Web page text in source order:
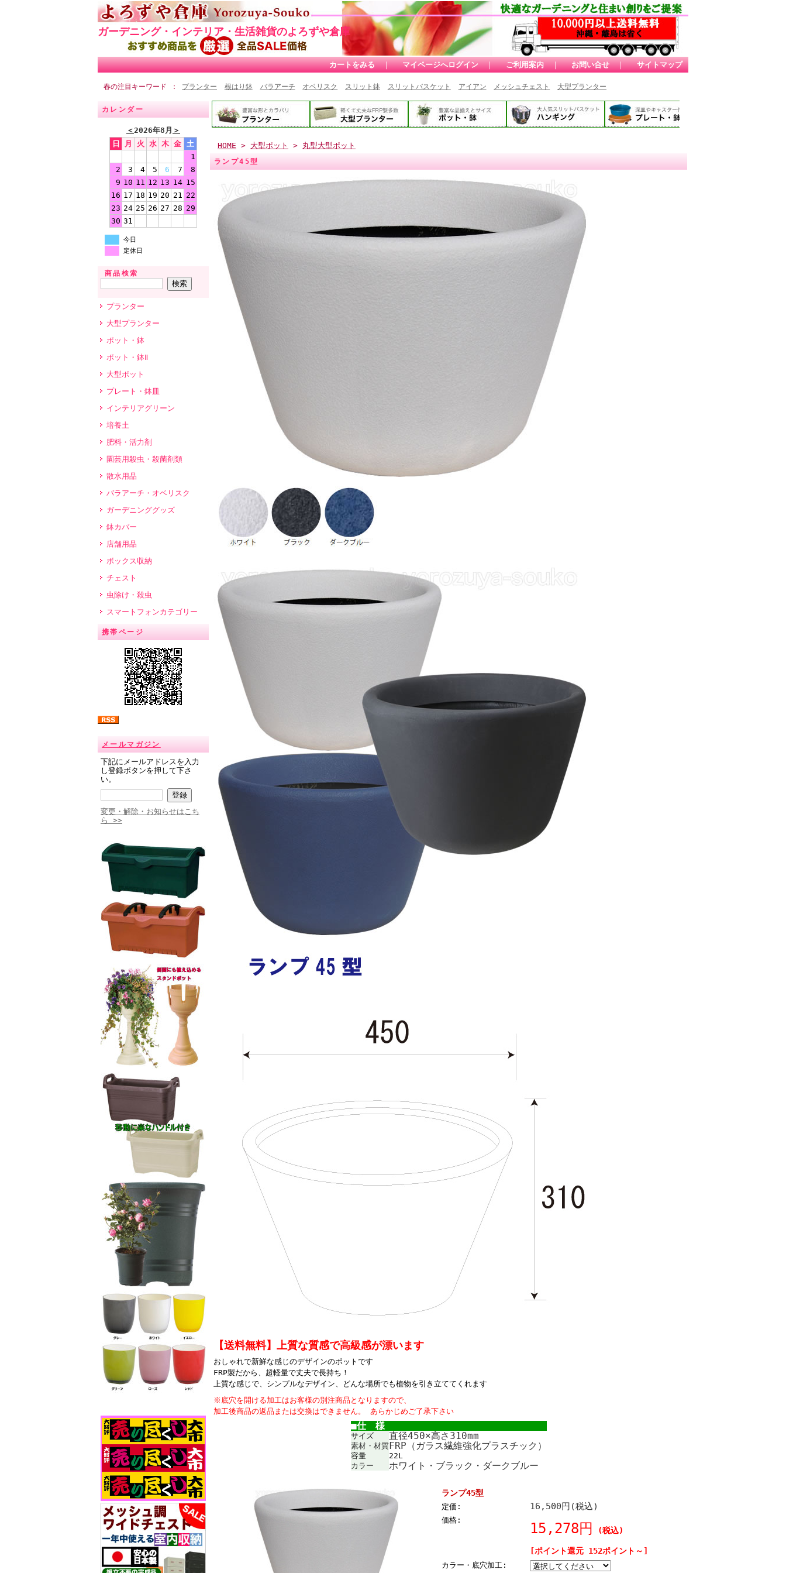
ガーデニング・インテリア・生活雑貨のよろずや倉庫
カートをみる ｜ マイページへログイン ｜ ご利用案内 ｜ お問い合せ ｜ サイトマップ
春の注目キーワード プランター 根はり鉢 バラアーチ オベリスク スリット鉢 スリットバスケット アイアン メッシュチェスト 大型プランター
カレンダー
＜2026年8月 ＞
日
月 火 水 木 金 土
1
2
3 4 5 6 7
8
9 10 11 12 13 14 15
16 17 18 19 20 21 22
23 24 25 26 27 28 29
30 31
今日
定休日
商品検索
プランター
大型プランター
ポット・鉢
ポット・鉢Ⅱ
大型ポット
プレート・鉢皿
インテリアグリーン
培養土
肥料・活力剤
園芸用殺虫・殺菌剤類
散水用品
バラアーチ・オベリスク
ガーデニンググッズ
鉢カバー
店舗用品
ボックス収納
チェスト
虫除け・殺虫
スマートフォンカテゴリー
携帯ページ
メールマガジン
下記にメールアドレスを入力
し登録ボタンを押して下さ
い。
変更・解除・お知らせはこち
ら >>
HOME > 大型ポット > 丸型大型ポット
ランプ45型
【送料無料】上質な質感で高級感が漂います
おしゃれで新鮮な感じのデザインのポットです
FRP製だから、超軽量で丈夫で長持ち！
上質な感じで、シンプルなデザイン、どんな場所でも植物を引き立ててくれます
※底穴を開ける加工はお客様の別注商品となりますので、
加工後商品の返品または交換はできません。 あらかじめご了承下さい
■仕 様
サイズ 直径450×高さ310mm
素材・材質FRP（ガラス繊維強化プラスチック）
容量
22L
カラー
ホワイト・ブラック・ダークブルー
ランプ45型
定価: 16,500円(税込)
価格:
15,278円 (税込)
[ポイント還元 152ポイント～]
カラー・底穴加工: